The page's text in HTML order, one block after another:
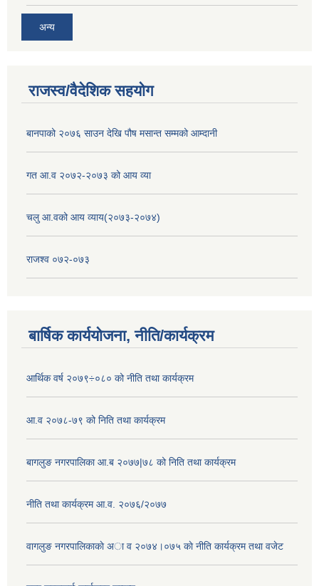
अन्य
राजस्व/वैदेशिक सहयोग
बानपाको २०७६ साउन देखि पौष मसान्त सम्मको आम्दानी
गत आ.व २०७२-२०७३ को आय व्या
चलु आ.वको आय व्याय(२०७३-२०७४)
राजश्व ०७२-०७३
बार्षिक कार्ययोजना, नीति/कार्यक्रम
आर्थिक वर्ष २०७९÷०८० को नीति तथा कार्यक्रम
आ.व २०७८-७९ को निति तथा कार्यक्रम
बागलुङ नगरपालिका आ.ब २०७७|७८ को निति तथा कार्यक्रम
नीति तथा कार्यक्रम आ.व. २०७६/२०७७
वागलुङ नगरपालिकाकाे अा‍ व २०७४।०७५ काे नीति कार्यक्रम तथा वजेट